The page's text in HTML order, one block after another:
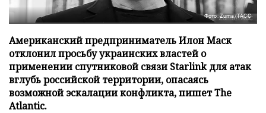
Фото: Zuma/ТАСС
Американский предприниматель Илон Маск
отклонил просьбу украинских властей о
применении спутниковой связи Starlink для атак
вглубь российской территории, опасаясь
возможной эскалации конфликта, пишет The
Atlantic.